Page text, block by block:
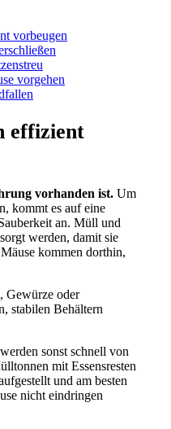
vorbeugen
vorgehen
effizient
vorhanden ist. Um
kommt es auf eine
an. Müll und
werden, damit sie
kommen dorthin,
Gewürze oder
stabilen Behältern
sonst schnell von
mit Essensresten
und am besten
nicht eindringen